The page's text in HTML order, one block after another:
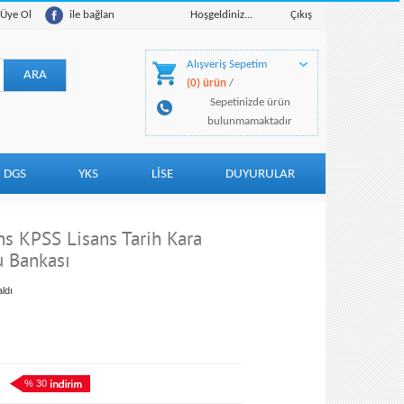
Çıkış
Hoşgeldiniz...
ile bağlan
Üye Ol
Alışveriş Sepetim
(0) ürün /
Sepetinizde ürün
bulunmamaktadır
DGS YKS LİSE DUYURULAR
KPSS Lisans Tarih Kara
% 30